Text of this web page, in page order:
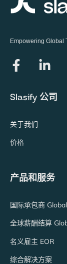
Empowering Global
Slasify 公司
关于我们
价格
产品和服务
国际承包商
全球薪酬结算
名义雇主 EOR
综合解决方案